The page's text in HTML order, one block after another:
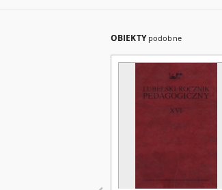
OBIEKTY podobne